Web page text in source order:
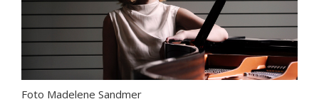
Foto Madelene Sandmer